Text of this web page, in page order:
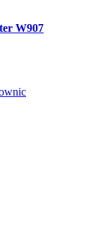
W907